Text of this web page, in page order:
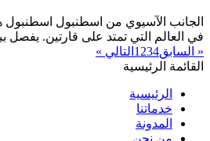
الجانب الآسيوي من اسطنبول اسطنبول
في العالم التي تمتد على قارتين. يفصل
« السابق
1234
التالي »
القائمة الرئيسية
الرئيسية
خدماتنا
المدونة